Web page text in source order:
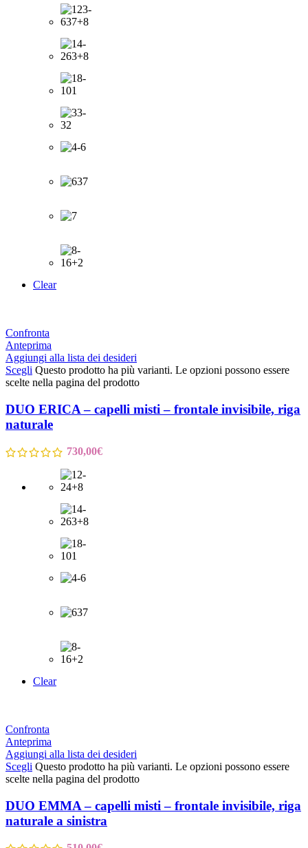
Clear
Confronta
Anteprima
Aggiungi alla lista dei desideri
Scegli Questo prodotto ha più varianti. Le opzioni possono essere
scelte nella pagina del prodotto
DUO ERICA – capelli misti – frontale invisibile, riga
naturale
730,00€
Clear
Confronta
Anteprima
Aggiungi alla lista dei desideri
Scegli Questo prodotto ha più varianti. Le opzioni possono essere
scelte nella pagina del prodotto
DUO EMMA – capelli misti – frontale invisibile, riga
naturale a sinistra